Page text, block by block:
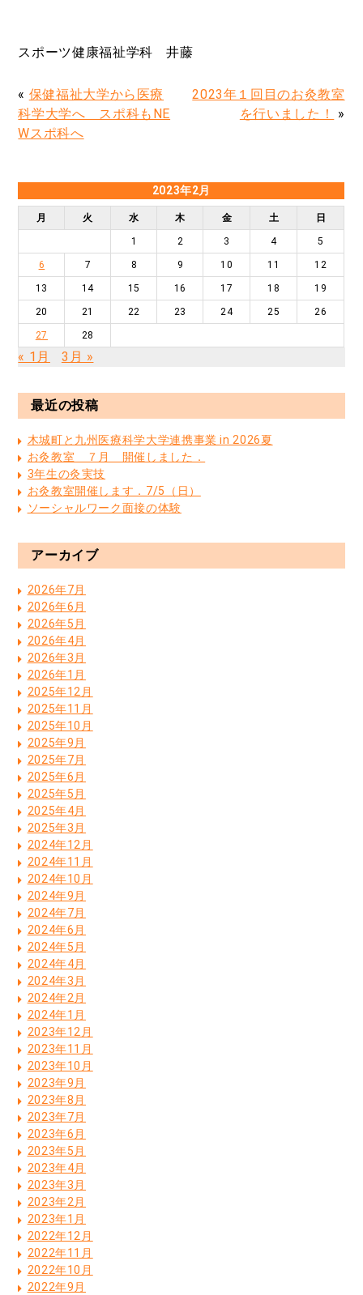
スポーツ健康福祉学科 井藤
« 保健福祉大学から医療
科学大学へ スポ科もNE
Wスポ科へ
2023年１回目のお灸教室
を行いました！
»
2023年2月
月 火 水 木 金 土 日
1 2 3 4 5
6 7 8 9 10 11 12
13 14 15 16 17 18 19
20 21 22 23 24 25 26
27 28
« 1月 3月 »
最近の投稿
木城町と九州医療科学大学連携事業 in 2026夏
お灸教室 ７月 開催しました．
3年生の灸実技
お灸教室開催します．7/5（日）
ソーシャルワーク面接の体験
アーカイブ
2026年7月
2026年6月
2026年5月
2026年4月
2026年3月
2026年1月
2025年12月
2025年11月
2025年10月
2025年9月
2025年7月
2025年6月
2025年5月
2025年4月
2025年3月
2024年12月
2024年11月
2024年10月
2024年9月
2024年7月
2024年6月
2024年5月
2024年4月
2024年3月
2024年2月
2024年1月
2023年12月
2023年11月
2023年10月
2023年9月
2023年8月
2023年7月
2023年6月
2023年5月
2023年4月
2023年3月
2023年2月
2023年1月
2022年12月
2022年11月
2022年10月
2022年9月